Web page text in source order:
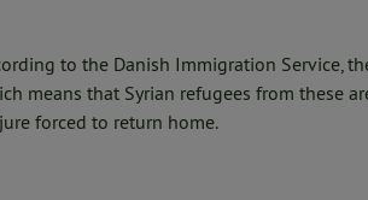
to the Danish Immigration Service,
means that Syrian refugees from these
forced to return home.